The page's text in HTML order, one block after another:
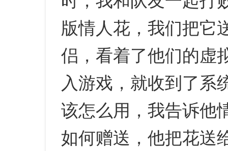
版情人花，我们把它
侣，看着了他们的虚
入游戏，就收到了系
该怎么用，我告诉他
如何赠送，他把花送